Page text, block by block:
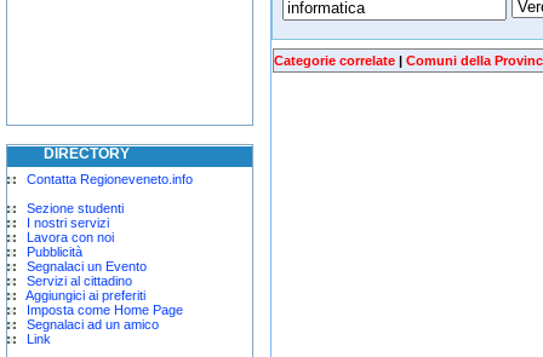
DIRECTORY
Contatta Regioneveneto.info
Sezione studenti
I nostri servizi
Lavora con noi
Pubblicità
Segnalaci un Evento
Servizi al cittadino
Aggiungici ai preferiti
Imposta come Home Page
Segnalaci ad un amico
Link
Categorie correlate | Comuni della